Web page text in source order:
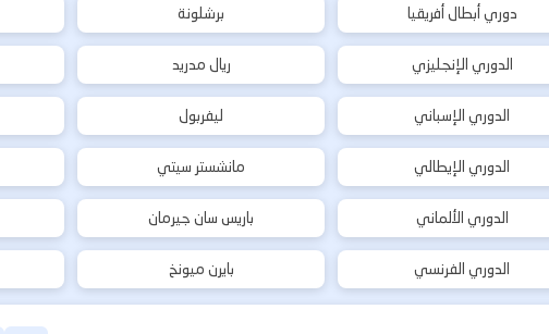
دوري أبطال أفريقيا
الدوري الإنجليزي
الدوري الإسباني
الدوري الإيطالي
الدوري الألماني
الدوري الفرنسي
برشلونة
ريال مدريد
ليفربول
مانشستر سيتي
باريس سان جيرمان
بايرن ميونخ